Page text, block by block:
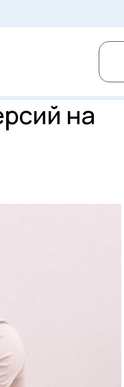
на